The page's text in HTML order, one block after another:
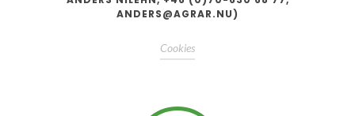
ANDERS@AGRAR.NU)
Cookies